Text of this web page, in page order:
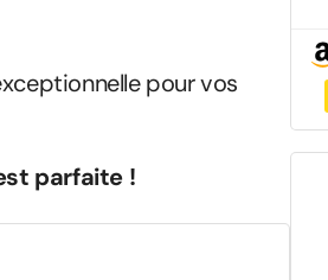
pour vos
parfaite !